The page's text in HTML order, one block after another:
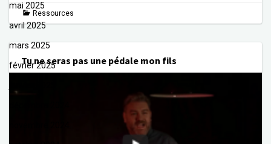
mai 2025
avril 2025
mars 2025
février 2025
Ressources
Tu ne seras pas une pédale mon fils